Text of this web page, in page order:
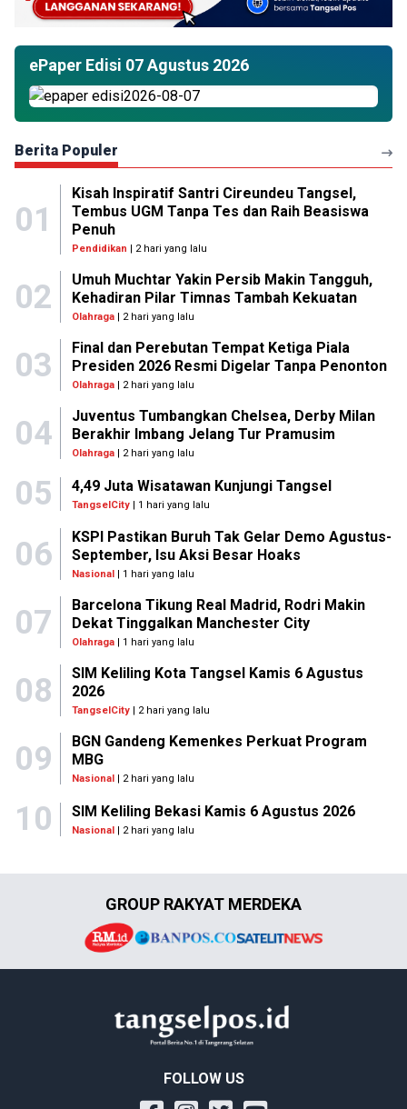
ePaper Edisi 07 Agustus 2026
Berita Populer
01
Kisah Inspiratif Santri Cireundeu Tangsel,
Tembus UGM Tanpa Tes dan Raih Beasiswa
Penuh
Pendidikan | 2 hari yang lalu
02
Umuh Muchtar Yakin Persib Makin Tangguh,
Kehadiran Pilar Timnas Tambah Kekuatan
Olahraga| 2 hari yang lalu
03
Final dan Perebutan Tempat Ketiga Piala
Presiden 2026 Resmi Digelar Tanpa Penonton
Olahraga| 2 hari yang lalu
04
Juventus Tumbangkan Chelsea, Derby Milan
Berakhir Imbang Jelang Tur Pramusim
Olahraga| 2 hari yang lalu
05 4,49 Juta Wisatawan Kunjungi Tangsel
TangselCity | 1 hari yang lalu
06
KSPI Pastikan Buruh Tak Gelar Demo Agustus-
September, Isu Aksi Besar Hoaks
Nasional| 1 hari yang lalu
07
Barcelona Tikung Real Madrid, Rodri Makin
Dekat Tinggalkan Manchester City
Olahraga| 1 hari yang lalu
08
SIM Keliling Kota Tangsel Kamis 6 Agustus
2026
TangselCity| 2 hari yang lalu
09
BGN Gandeng Kemenkes Perkuat Program
MBG
Nasional| 2 hari yang lalu
10 SIM Keliling Bekasi Kamis 6 Agustus 2026
Nasional | 2 hari yang lalu
GROUP RAKYAT MERDEKA
FOLLOW US